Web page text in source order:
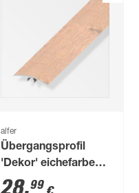
alfer
Übergangsprofil
'Dekor' eichefarben
beige, 2000 x 46 mm
99